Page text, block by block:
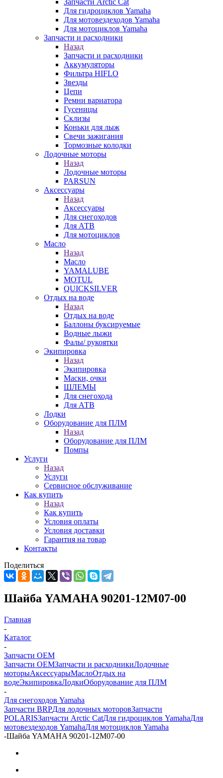
Запчасти Arctic Cat
Для гидроциклов Yamaha
Для мотовездеходов Yamaha
Для мотоциклов Yamaha
Запчасти и расходники
Назад
Запчасти и расходники
Аккумуляторы
Фильтра HIFLO
Звезды
Цепи
Ремни вариатора
Гусеницы
Склизы
Коньки для лыж
Свечи зажигания
Тормозные колодки
Лодочные моторы
Назад
Лодочные моторы
PARSUN
Аксессуары
Назад
Аксессуары
Для снегоходов
Для АТВ
Для мотоциклов
Масло
Назад
Масло
YAMALUBE
MOTUL
QUICKSILVER
Отдых на воде
Назад
Отдых на воде
Баллоны буксируемые
Водные лыжи
Фалы/ рукоятки
Экипировка
Назад
Экипировка
Маски, очки
ШЛЕМЫ
Для снегохода
Для АТВ
Лодки
Оборудование для ПЛМ
Назад
Оборудование для ПЛМ
Помпы
Услуги
Назад
Услуги
Сервисное обслуживание
Как купить
Назад
Как купить
Условия оплаты
Условия доставки
Гарантия на товар
Контакты
Поделиться
Шайба YAMAHA 90201-12M07-00
Главная
-
Каталог
-
Запчасти OEM
Запчасти OEMЗапчасти и расходникиЛодочные
моторыАксессуарыМаслоОтдых на
водеЭкипировкаЛодкиОборудование для ПЛМ
-
Для снегоходов Yamaha
Запчасти BRPДля лодочных моторовЗапчасти
POLARISЗапчасти Arctic CatДля гидроциклов YamahaДля
мотовездеходов YamahaДля мотоциклов Yamaha
-Шайба YAMAHA 90201-12M07-00